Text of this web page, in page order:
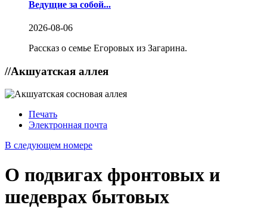
Ведущие за собой...
2026-08-06
Рассказ о семье Егоровых из Загарина.
//Акшуатская аллея
Печать
Электронная почта
В следующем номере
О подвигах фронтовых и
шедеврах бытовых